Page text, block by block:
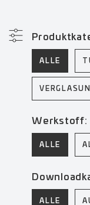
ALLE
Werkstoff:
ALLE
ALLE